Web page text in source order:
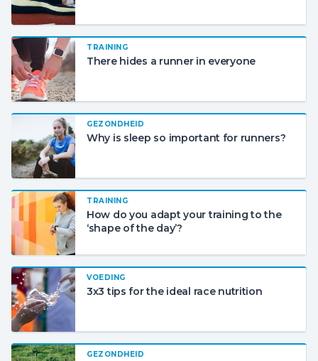
TRAINING
There hides a runner in everyone
GEZONDHEID
Why is sleep so important for runners?
TRAINING
How do you adapt your training to the
‘shape of the day’?
VOEDING
3x3 tips for the ideal race nutrition
GEZONDHEID